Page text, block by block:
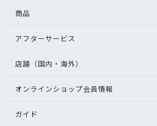
商品
アフターサービス
店舗（国内・海外）
オンラインショップ会員情報
ガイド